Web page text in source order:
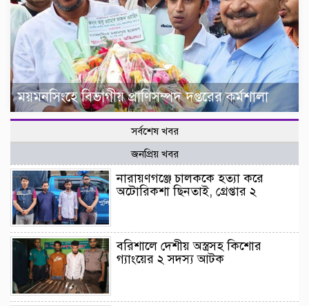
ময়মনসিংহে বিভাগীয় প্রাণিসম্পদ দপ্তরের কর্মশালা
সর্বশেষ খবর
জনপ্রিয় খবর
নারায়ণগঞ্জে চালককে হত্যা করে
অটোরিকশা ছিনতাই, গ্রেপ্তার ২
বরিশালে দেশীয় অস্ত্রসহ কিশোর
গ্যাংয়ের ২ সদস্য আটক